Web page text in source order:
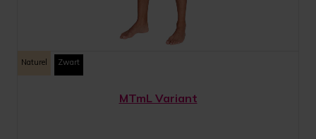
Naturel Zwart
MTmL Variant